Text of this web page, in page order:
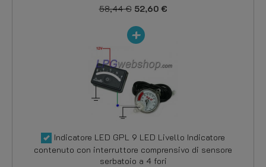
58,44 € 52,60 €
Indicatore LED GPL 9 LED Livello Indicatore
contenuto con interruttore comprensivo di sensore
serbatoio a 4 fori